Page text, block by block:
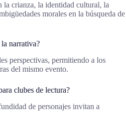
la crianza, la identidad cultural, la
morales en la búsqueda de
la narrativa?
perspectivas, permitiendo a los
del mismo evento.
clubes de lectura?
de personajes invitan a